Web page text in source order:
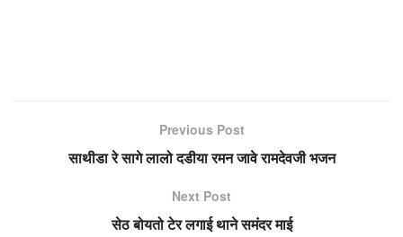
Previous Post
साथीडा रे सागे लालो दडीया रमन जावे रामदेवजी भजन
Next Post
सेठ बोयतो टेर लगाई थाने समंदर माई